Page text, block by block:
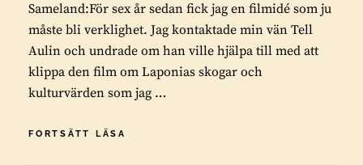
Sameland:För sex år sedan fick jag en filmidé som ju
måste bli verklighet. Jag kontaktade min vän Tell
Aulin och undrade om han ville hjälpa till med att
klippa den film om Laponias skogar och
kulturvärden som jag …
FORTSÄTT LÄSA